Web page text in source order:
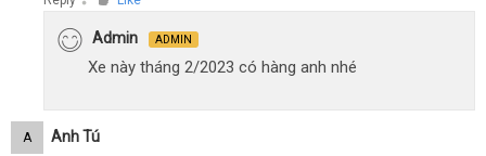
●
Admin ADMIN
Xe này tháng 2/2023 có hàng anh nhé
A Anh Tú